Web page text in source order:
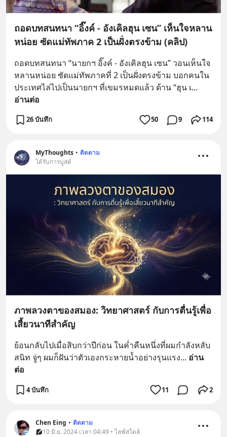
ถอดบทสนทนา “อิ๊งค์ - อังเคิลฮุน เซน” เห็นใจหลาน
หน่อย ซัดแม่ทัพภาค 2 เป็นฝั่งตรงข้าม (คลิป)
ถอดบทสนทนา “นายกฯ อิ๊งค์ - อังเคิลฮุน เซน” วอนเห็นใจ
หลานหน่อย ซัดแม่ทัพภาคที่ 2 เป็นฝั่งตรงข้าม บอกคนใน
ประเทศไล่ไปเป็นนายกฯ ที่เขมรหมดแล้ว ด้าน “ฮุน เ
อ่านต่อ
26 บันทึก 50 9 114
MyThoughts • ติดตาม
ได้รับการบูสต์
ภาพลวงตาของสมอง: วิทยาศาสตร์ กับการตื่นรู้เพื่อ
เสี้ยวนาทีสำคัญ
ย้อนกลับไปเมื่อสิบกว่าปีก่อน ในค่ำคืนหนึ่งที่ผมกำลังหลับ
สนิท จู่ๆ ผมก็ฝันว่าตัวเองกระหายน้ำอย่างรุนแรง... อ่าน
ต่อ
4 บันทึก 11 2
Chen Eing • ติดตาม
10 มิ.ย. 2024 เวลา 04:49 • ไลฟ์สไตล์